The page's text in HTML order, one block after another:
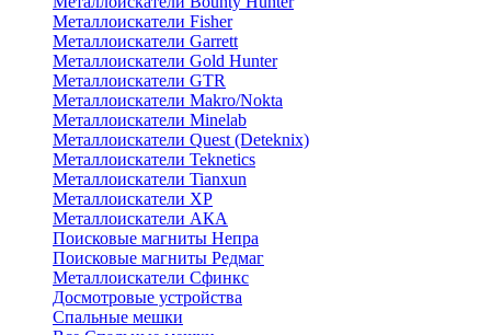
Металлоискатели Fisher
Металлоискатели Garrett
Металлоискатели Gold Hunter
Металлоискатели GTR
Металлоискатели Makro/Nokta
Металлоискатели Minelab
Металлоискатели Quest (Deteknix)
Металлоискатели Teknetics
Металлоискатели Tianxun
Металлоискатели XP
Металлоискатели АКА
Поисковые магниты Непра
Поисковые магниты Редмаг
Металлоискатели Сфинкс
Досмотровые устройства
Спальные мешки